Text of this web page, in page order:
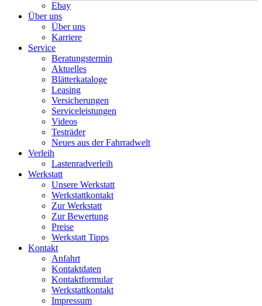
Ebay
Über uns
Über uns
Karriere
Service
Beratungstermin
Aktuelles
Blätterkataloge
Leasing
Versicherungen
Serviceleistungen
Videos
Testräder
Neues aus der Fahrradwelt
Verleih
Lastenradverleih
Werkstatt
Unsere Werkstatt
Werkstattkontakt
Zur Werkstatt
Zur Bewertung
Preise
Werkstatt Tipps
Kontakt
Anfahrt
Kontaktdaten
Kontaktformular
Werkstattkontakt
Impressum